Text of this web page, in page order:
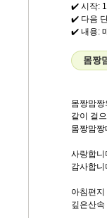
✔️ 시작:
✔️ 다음
✔️ 내용:
몸짱
몸짱맘짱
같이 걸
몸짱맘짱
사랑합니
감사합니
아침편
깊은산속